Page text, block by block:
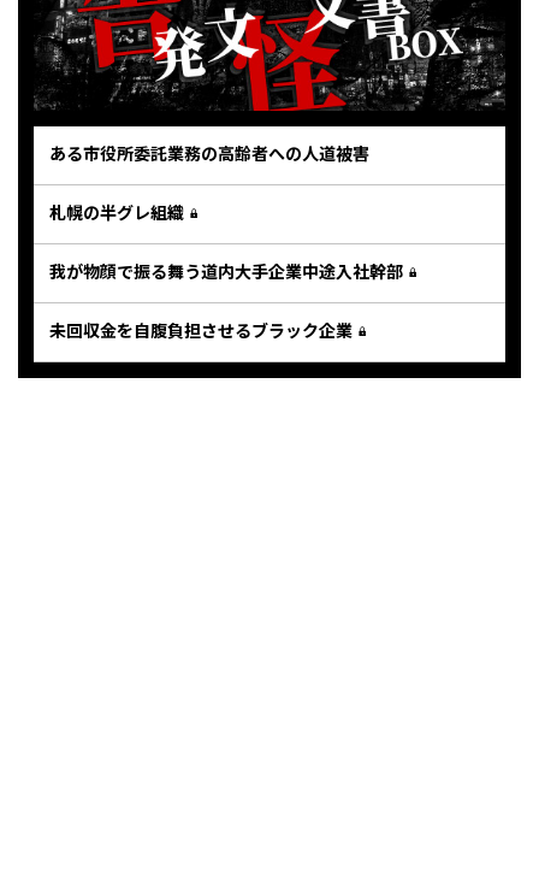
ある市役所委託業務の高齢者への人道被害
札幌の半グレ組織
我が物顔で振る舞う道内大手企業中途入社幹部
未回収金を自腹負担させるブラック企業